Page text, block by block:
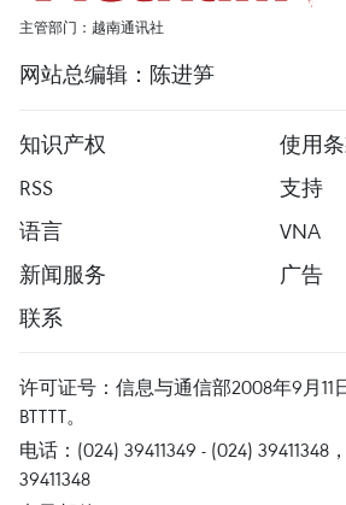
主管部门：越南通讯社
网站总编辑：陈进笋
知识产权
使用
RSS
支持
语言
VNA
新闻服务
广告
联系
许可证号：信息与通信部2008年9月11
BTTTT。
电话：(024) 39411349 - (024) 39411348
39411348